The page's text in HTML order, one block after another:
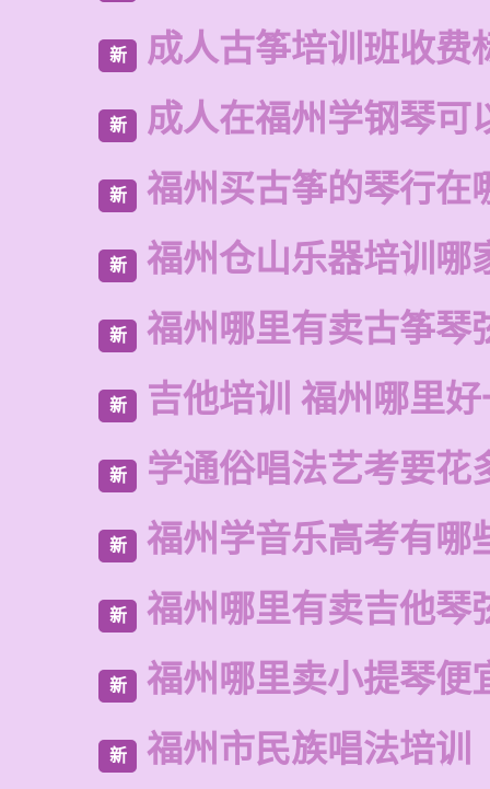
新 成人古筝培训班收费
新 成人在福州学钢琴可
新 福州买古筝的琴行在
新 福州仓山乐器培训哪
新 福州哪里有卖古筝琴
新 吉他培训 福州哪里
新 学通俗唱法艺考要花
新 福州学音乐高考有哪
新 福州哪里有卖吉他琴
新 福州哪里卖小提琴便
新 福州市民族唱法培训